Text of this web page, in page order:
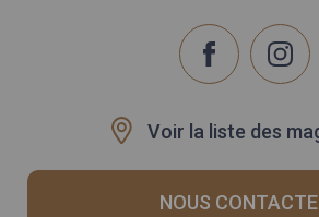
Voir la liste des
NOUS